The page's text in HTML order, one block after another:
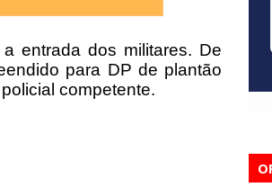
entrada dos militares. De
para DP de plantão
competente.